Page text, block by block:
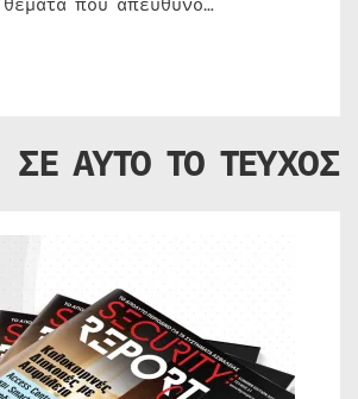
ΣΕ ΑΥΤΟ ΤΟ ΤΕΥΧΟΣ